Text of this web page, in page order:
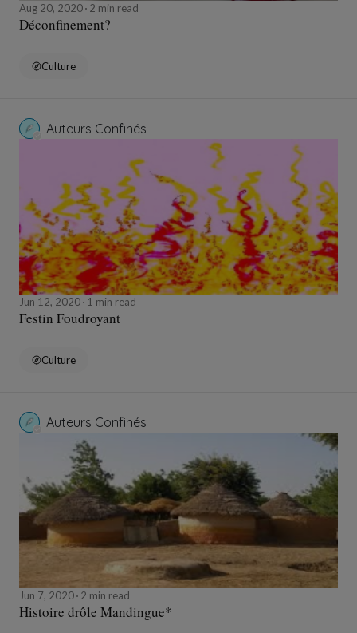
Aug 20, 2020 2 min read
Déconfinement?
Culture
Auteurs Confinés
Jun 12, 2020 1 min read
Festin Foudroyant
Culture
Auteurs Confinés
Jun 7, 2020 2 min read
Histoire drôle Mandingue*